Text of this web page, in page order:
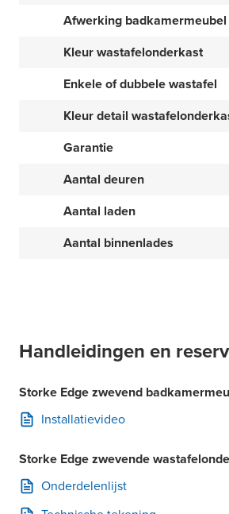
Afwerking badkamermeubel
Kleur wastafelonderkast
Enkele of dubbele wastafel
Kleur detail
Garantie
Aantal deuren
Aantal laden
Aantal binnenlades
Handleidingen en
Storke Edge zwevend
Installatievideo
Storke Edge zwevende
Onderdelenlijst